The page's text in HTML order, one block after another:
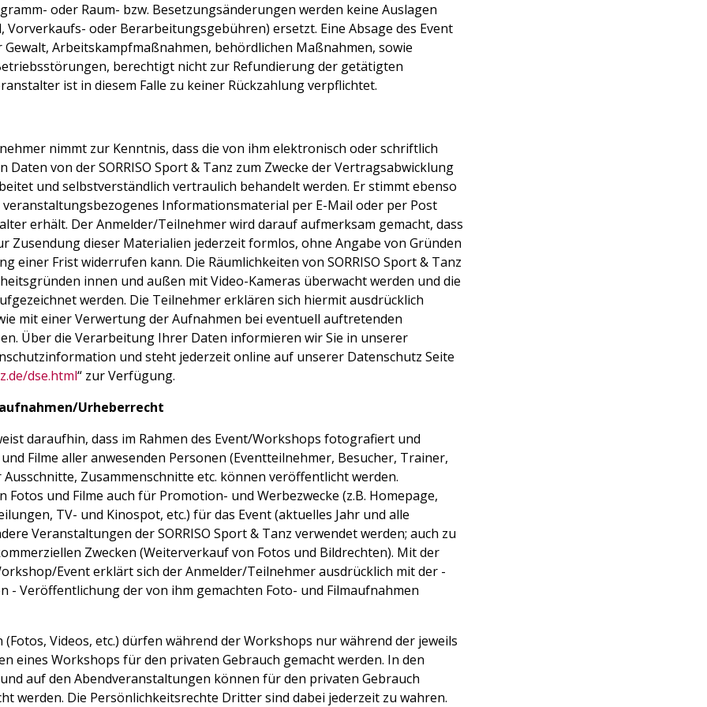
oder Raum- bzw. Besetzungsänderungen werden keine Auslagen
Vorverkaufs- oder Berarbeitungsgebühren) ersetzt. Eine Absage des Event
Arbeitskampfmaßnahmen, behördlichen Maßnahmen, sowie
berechtigt nicht zur Refundierung der getätigten
ist in diesem Falle zu keiner Rückzahlung verpflichtet.
nimmt zur Kenntnis, dass die von ihm elektronisch oder schriftlich
Daten von der SORRISO Sport & Tanz zum Zwecke der Vertragsabwicklung
und selbstverständlich vertraulich behandelt werden. Er stimmt ebenso
Informationsmaterial per E-Mail oder per Post
erhält. Der Anmelder/Teilnehmer wird darauf aufmerksam gemacht, dass
Zusendung dieser Materialien jederzeit formlos, ohne Angabe von Gründen
einer Frist widerrufen kann. Die Räumlichkeiten von SORRISO Sport & Tanz
innen und außen mit Video-Kameras überwacht werden und die
werden. Die Teilnehmer erklären sich hiermit ausdrücklich
mit einer Verwertung der Aufnahmen bei eventuell auftretenden
Über die Verarbeitung Ihrer Daten informieren wir Sie in unserer
und steht jederzeit online auf unserer Datenschutz Seite
dse.html“ zur Verfügung.
Urheberrecht
daraufhin, dass im Rahmen des Event/Workshops fotografiert und
Filme aller anwesenden Personen (Eventteilnehmer, Besucher, Trainer,
Ausschnitte, Zusammenschnitte etc. können veröffentlicht werden.
Fotos und Filme auch für Promotion- und Werbezwecke (z.B. Homepage,
TV- und Kinospot, etc.) für das Event (aktuelles Jahr und alle
Veranstaltungen der SORRISO Sport & Tanz verwendet werden; auch zu
Zwecken (Weiterverkauf von Fotos und Bildrechten). Mit der
Event erklärt sich der Anmelder/Teilnehmer ausdrücklich mit der -
- Veröffentlichung der von ihm gemachten Foto- und Filmaufnahmen
(Fotos, Videos, etc.) dürfen während der Workshops nur während der jeweils
eines Workshops für den privaten Gebrauch gemacht werden. In den
auf den Abendveranstaltungen können für den privaten Gebrauch
werden. Die Persönlichkeitsrechte Dritter sind dabei jederzeit zu wahren.